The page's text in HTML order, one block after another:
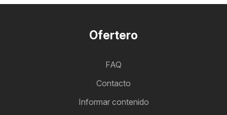
Ofertero
FAQ
Contacto
Informar contenido